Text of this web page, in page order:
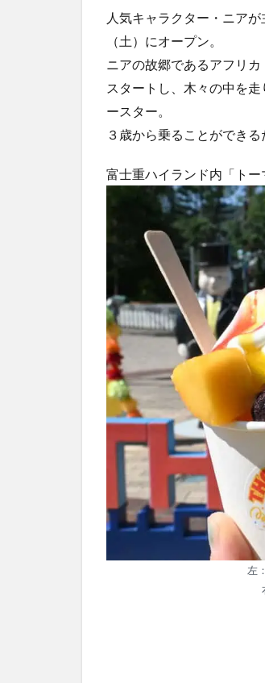
人気キャラクター・ニア
（土）にオープン。
ニアの故郷であるアフリ
スタートし、木々の中を
ースター。
３歳から乗ることができ
富士重ハイランド内「トー
左